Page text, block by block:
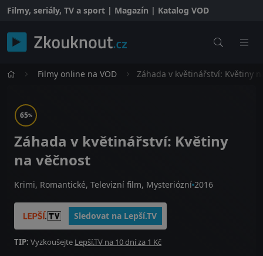
Filmy, seriály, TV a sport | Magazín | Katalog VOD
Filmy online na VOD Záhada v květinářství: Květiny
65%
Záhada v květinářství: Květiny
na věčnost
Krimi, Romantické, Televizní film, Mysteriózní 2016
Sledovat na Lepší.TV
TIP: Vyzkoušejte Lepší.TV na 10 dní za 1 Kč